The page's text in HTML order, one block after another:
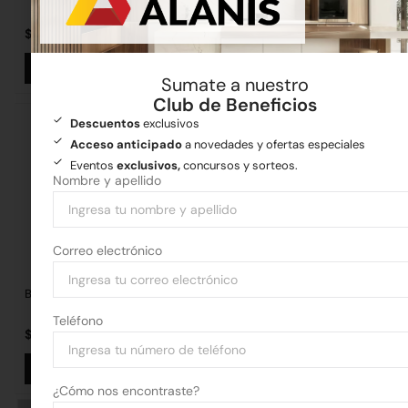
$
Bateria 20V 2.0A
$ 66.618,91
Añadir al carrito
Atornillador de Impacto ING-
$376.775,11
Añadir al carrito
Sumate a nuestro
Club de Beneficios
Descuentosexclusivos
Acceso anticipadoa novedades y ofertas especiales
Eventos exclusivos,concursos y sorteos.
Nombre y apellido
Correo electrónico
Teléfono
¿Cómo nos encontraste?